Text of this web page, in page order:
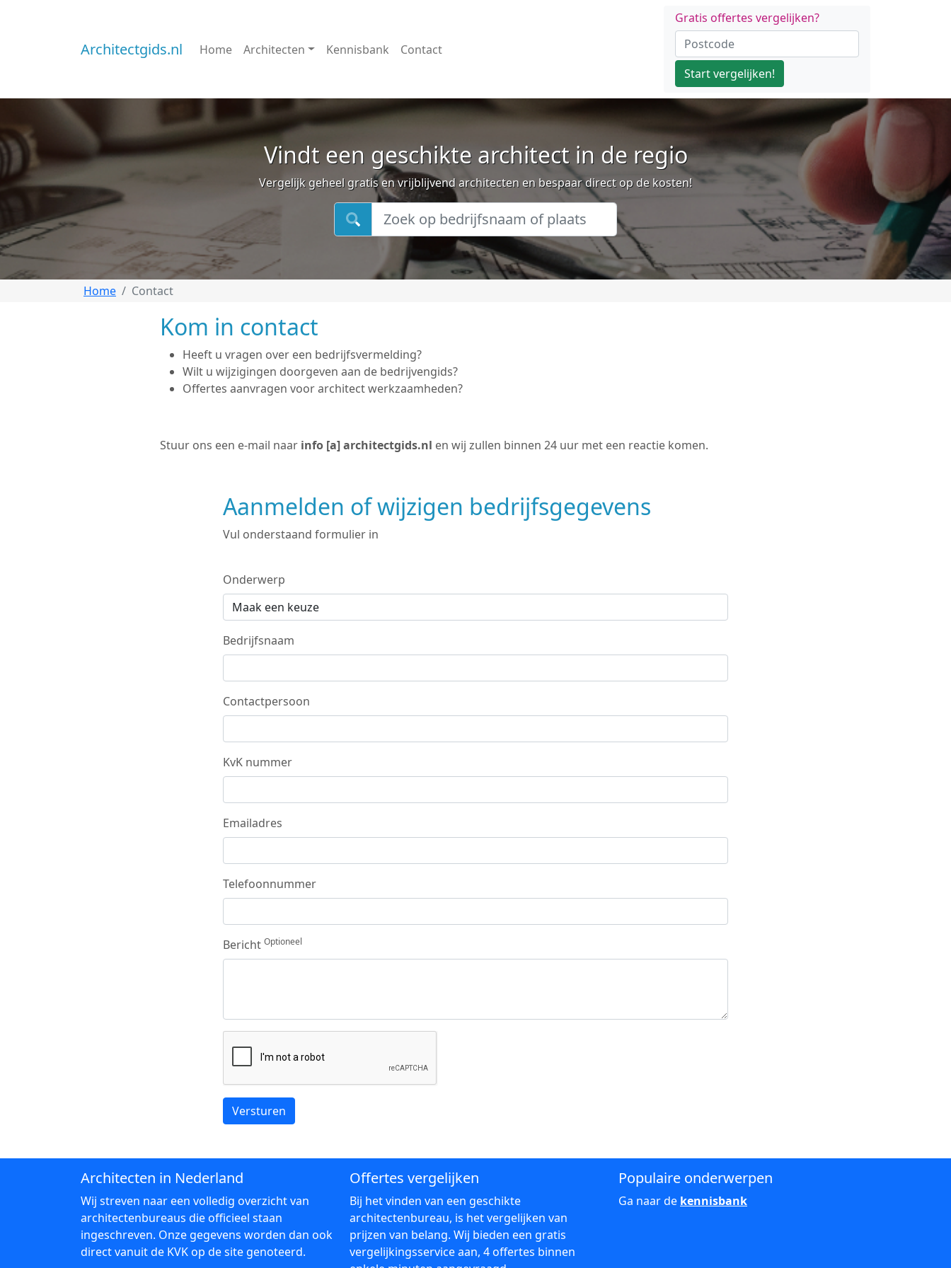
Architectgids.nl Home Architecten Kennisbank Contact
Gratis offertes vergelijken?
Start vergelijken!
Vindt een geschikte architect in de regio
Vergelijk geheel gratis en vrijblijvend architecten en bespaar direct op de kosten!
Home Contact
Kom in contact
Heeft u vragen over een bedrijfsvermelding?
Wilt u wijzigingen doorgeven aan de bedrijvengids?
Offertes aanvragen voor architect werkzaamheden?
Stuur ons een e-mail naar info [a] architectgids.nl en wij zullen binnen 24 uur met een reactie komen.
Aanmelden of wijzigen bedrijfsgegevens
Vul onderstaand formulier in
Onderwerp
Bedrijfsnaam
Contactpersoon
KvK nummer
Emailadres
Telefoonnummer
Bericht Optioneel
Versturen
Architecten in Nederland
Wij streven naar een volledig overzicht van
architectenbureaus die officieel staan
ingeschreven. Onze gegevens worden dan ook
direct vanuit de KVK op de site genoteerd.
Offertes vergelijken
Bij het vinden van een geschikte
architectenbureau, is het vergelijken van
prijzen van belang. Wij bieden een gratis
vergelijkingsservice aan, 4 offertes binnen
Populaire onderwerpen
Ga naar de kennisbank